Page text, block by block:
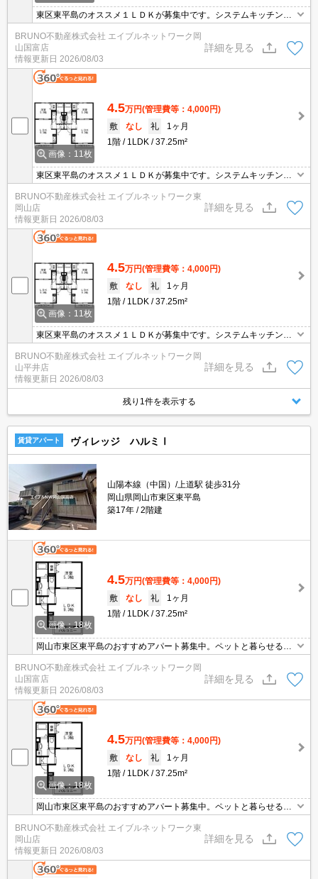
東区東平島のオススメ１ＬＤＫが募集中です。システムキッチンで
BRUNO不動産株式会社 エイブルネットワーク岡
山国富店
情報更新日 2026/08/03
詳細を見る
画像：11枚
4.5万円(管理費等：4,000円)
敷
なし 礼
1ヶ月
1階
1LDK 37.25m²
東区東平島のオススメ１ＬＤＫが募集中です。システムキッチンで
コンロ付です。
BRUNO不動産株式会社 エイブルネットワーク東
岡山店
情報更新日 2026/08/03
詳細を見る
画像：11枚
4.5万円(管理費等：4,000円)
敷
なし 礼
1ヶ月
1階
1LDK 37.25m²
東区東平島のオススメ１ＬＤＫが募集中です。システムキッチンで
コンロ付です。
BRUNO不動産株式会社 エイブルネットワーク岡
山平井店
情報更新日 2026/08/03
詳細を見る
残り1件を表示する
賃貸アパート ヴィレッジ ハルミⅠ
山陽本線（中国）/上道駅 徒歩31分
岡山県岡山市東区東平島
築17年
2階建
画像：18枚
4.5万円(管理費等：4,000円)
敷
なし 礼
1ヶ月
1階
1LDK 37.25m²
岡山市東区東平島のおすすめアパート募集中。ペットと暮らせるお
にお問い合わせください。
BRUNO不動産株式会社 エイブルネットワーク岡
山国富店
情報更新日 2026/08/03
詳細を見る
画像：18枚
4.5万円(管理費等：4,000円)
敷
なし 礼
1ヶ月
1階
1LDK 37.25m²
岡山市東区東平島のおすすめアパート募集中。ペットと暮らせるお
部屋、追い焚き機能付きバス、シャンプードレッサー付き。お気軽
にお問い合わせください。
BRUNO不動産株式会社 エイブルネットワーク東
岡山店
情報更新日 2026/08/03
詳細を見る